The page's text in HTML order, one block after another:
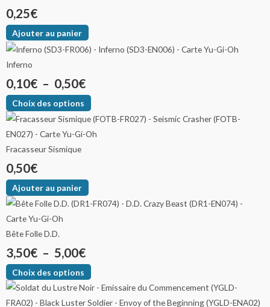
0,25€
Ajouter au panier
Inferno
0,10€ – 0,50€
Choix des options
Fracasseur Sismique
0,50€
Ajouter au panier
Bête Folle D.D.
3,50€ – 5,00€
Choix des options